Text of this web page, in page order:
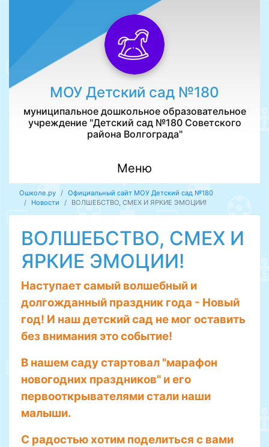
МОУ Детский сад №180
муниципальное дошкольное образовательное
учреждение "Детский сад №180 Советского
района Волгограда"
Меню
Ошколе.ру
Официальный сайт МОУ Детский сад №180
Новости
ВОЛШЕБСТВО, СМЕХ И ЯРКИЕ ЭМОЦИИ!
ВОЛШЕБСТВО, СМЕХ И
ЯРКИЕ ЭМОЦИИ!
Наступает самый волшебный и
долгожданный праздник года - Новый
год! И наш детский сад не мог оставить
без внимания это событие!
В нашем саду стартовал "марафон
новогодних праздников" и его
первооткрывателями стали наши
малыши.
С радостью хотим поделиться с вами